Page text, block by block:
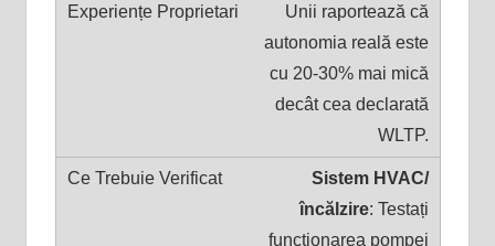
Unii raportează că
autonomia reală este
cu 20-30% mai mică
decât cea declarată
WLTP.
Sistem HVAC/
încălzire: Testați
funcționarea pompei